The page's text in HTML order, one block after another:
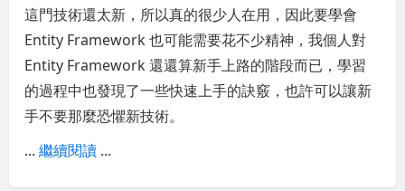
這門技術還太新，所以真的很少人在用，因此要學會
Entity Framework 也可能需要花不少精神，我個人對
Entity Framework 還還算新手上路的階段而已，學習
的過程中也發現了一些快速上手的訣竅，也許可以讓新
手不要那麼恐懼新技術。
...繼續閱讀 ...